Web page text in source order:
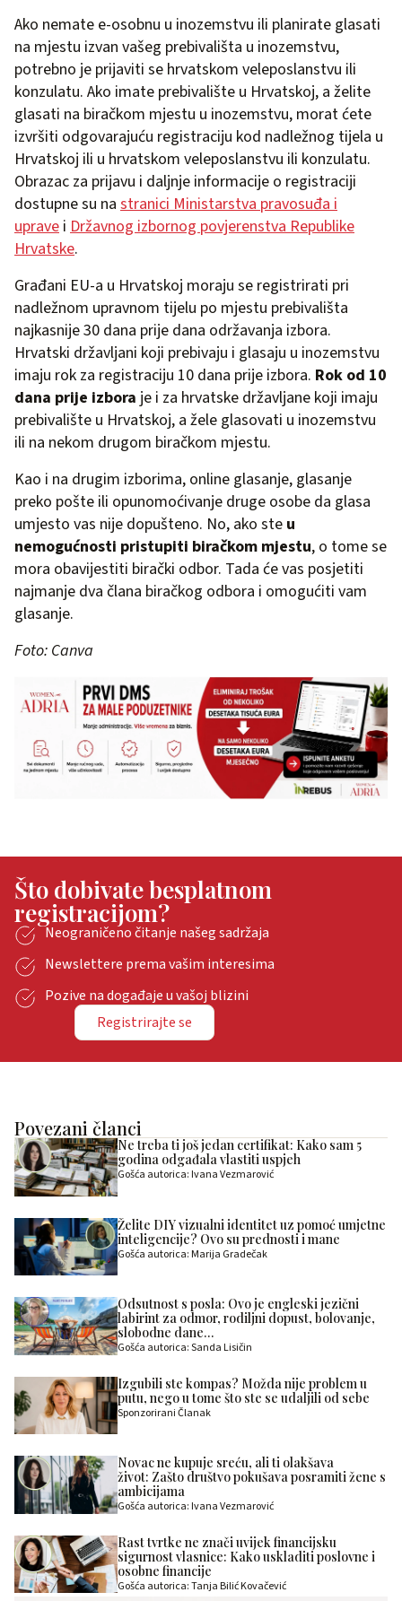
Ako nemate e-osobnu u inozemstvu ili planirate glasati
na mjestu izvan vašeg prebivališta u inozemstvu,
potrebno je prijaviti se hrvatskom veleposlanstvu ili
konzulatu. Ako imate prebivalište u Hrvatskoj, a želite
glasati na biračkom mjestu u inozemstvu, morat ćete
izvršiti odgovarajuću registraciju kod nadležnog tijela u
Hrvatskoj ili u hrvatskom veleposlanstvu ili konzulatu.
Obrazac za prijavu i daljnje informacije o registraciji
dostupne su na stranici Ministarstva pravosuđa i
uprave i Državnog izbornog povjerenstva Republike
Hrvatske.
Građani EU-a u Hrvatskoj moraju se registrirati pri
nadležnom upravnom tijelu po mjestu prebivališta
najkasnije 30 dana prije dana održavanja izbora.
Hrvatski državljani koji prebivaju i glasaju u inozemstvu
imaju rok za registraciju 10 dana prije izbora. Rok od 10
dana prije izbora je i za hrvatske državljane koji imaju
prebivalište u Hrvatskoj, a žele glasovati u inozemstvu
ili na nekom drugom biračkom mjestu.
Kao i na drugim izborima, online glasanje, glasanje
preko pošte ili opunomoćivanje druge osobe da glasa
umjesto vas nije dopušteno. No, ako ste u
nemogućnosti pristupiti biračkom mjestu, o tome se
mora obavijestiti birački odbor. Tada će vas posjetiti
najmanje dva člana biračkog odbora i omogućiti vam
glasanje.
Foto: Canva
Što dobivate besplatnom
registracijom?
Neograničeno čitanje našeg sadržaja
Newslettere prema vašim interesima
Pozive na događaje u vašoj blizini
Registrirajte se
Povezani članci
Ne treba ti još jedan certifikat: Kako sam 5
godina odgađala vlastiti uspjeh
Gošća autorica: Ivana Vezmarović
Želite DIY vizualni identitet uz pomoć umjetne
inteligencije? Ovo su prednosti i mane
Gošća autorica: Marija Gradečak
Odsutnost s posla: Ovo je engleski jezični
labirint za odmor, rodiljni dopust, bolovanje,
slobodne dane…
Gošća autorica: Sanda Lisičin
Izgubili ste kompas? Možda nije problem u
putu, nego u tome što ste se udaljili od sebe
Sponzorirani Članak
Novac ne kupuje sreću, ali ti olakšava
život: Zašto društvo pokušava posramiti žene s
ambicijama
Gošća autorica: Ivana Vezmarović
Rast tvrtke ne znači uvijek financijsku
sigurnost vlasnice: Kako uskladiti poslovne i
osobne financije
Gošća autorica: Tanja Bilić Kovačević